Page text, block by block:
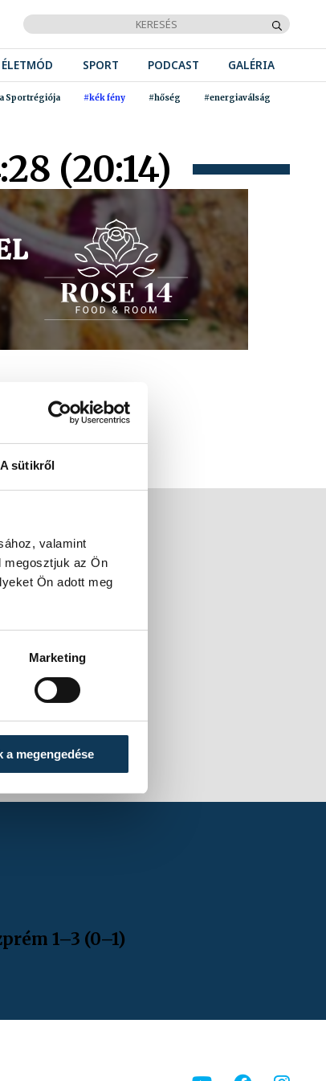
A sütikről
valamint
megosztjuk az Ön
Ön adott meg
Marketing
a megengedése
ÉLETMÓD SPORT PODCAST GALÉRIA
Sportrégiója #kék fény #hőség #energiaválság
(20:14)
1–3 (0–1)